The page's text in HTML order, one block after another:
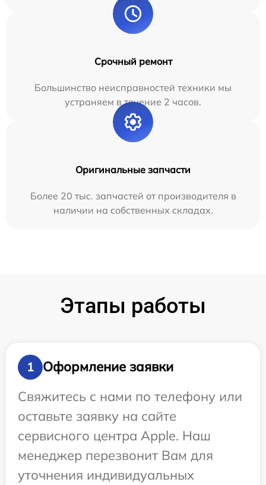
Срочный ремонт
Большинство неисправностей техники мы
устраняем в течение 2 часов.
Оригинальные запчасти
Более 20 тыс. запчастей от производителя в
наличии на собственных складах.
Этапы работы
1
Оформление заявки
Свяжитесь с нами по телефону или
оставьте заявку на сайте
сервисного центра Apple. Наш
менеджер перезвонит Вам для
уточнения индивидуальных